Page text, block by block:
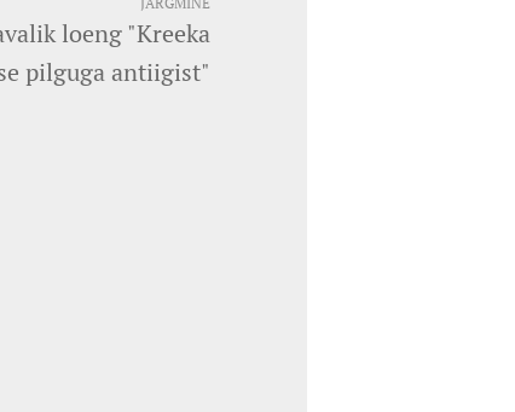
loeng "Kreeka
pilguga antiigist"